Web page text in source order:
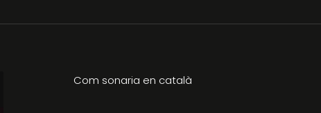
Com sonaria en català